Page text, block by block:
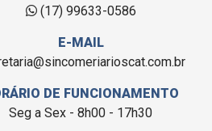
(17) 99633-0586
E-MAIL
DE FUNCIONAMENTO
Seg a Sex - 8h00 - 17h30